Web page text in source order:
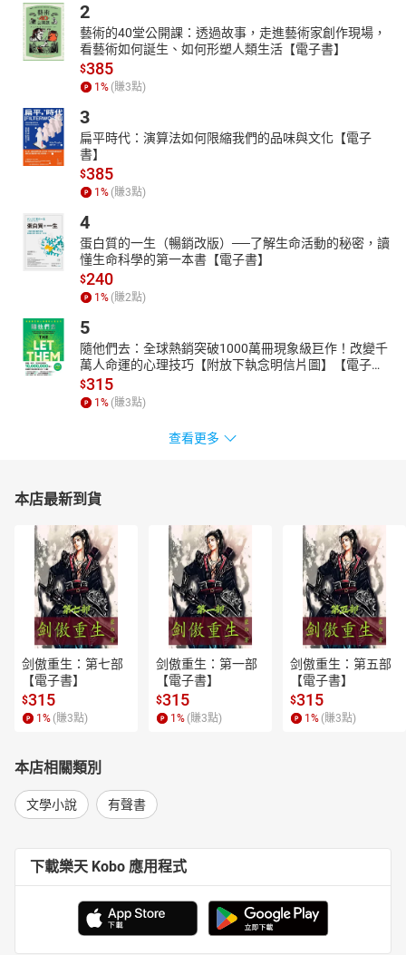
2
藝術的40堂公開課：透過故事，走進藝術家創作現場，
看藝術如何誕生、如何形塑人類生活【電子書】
$385
1% (賺3點)
3
扁平時代：演算法如何限縮我們的品味與文化【電子
書】
$385
1% (賺3點)
4
蛋白質的一生（暢銷改版）──了解生命活動的秘密，讀
懂生命科學的第一本書【電子書】
$240
1% (賺2點)
5
隨他們去：全球熱銷突破1000萬冊現象級巨作！改變千
萬人命運的心理技巧【附放下執念明信片圖】【電子
書】
$315
1% (賺3點)
查看更多
本店最新到貨
剑傲重生：第七部
【電子書】
$315
1 % (賺3點)
剑傲重生：第一部
【電子書】
$315
1 % (賺3點)
剑傲重生：第五部
【電子書】
$315
1 % (賺3點)
本店相關類別
文學小說 有聲書
下載樂天 Kobo 應用程式